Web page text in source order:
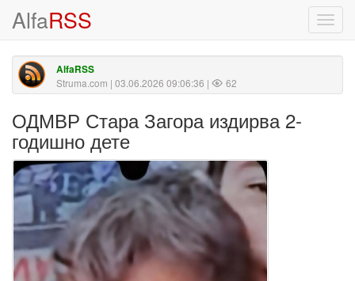
AlfaRSS
AlfaRSS
Struma.com | 03.06.2026 09:06:36 | 62
ОДМВР Стара Загора издирва 2-
годишно дете